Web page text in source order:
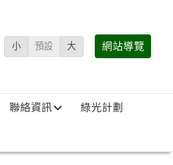
小 預設 大 網站導覽
聯絡資訊 綠光計劃